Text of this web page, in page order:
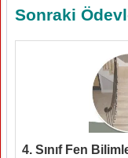
Sonraki
4. Sınıf Fen